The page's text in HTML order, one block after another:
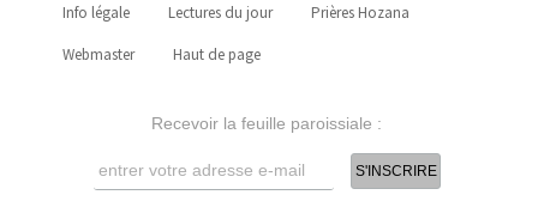
Info légale Lectures du jour Prières Hozana
Webmaster Haut de page
Recevoir la feuille paroissiale :